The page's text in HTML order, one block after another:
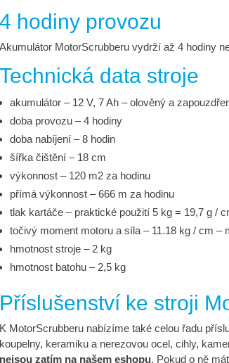
4 hodiny provozu
Akumulátor MotorScrubberu vydrží až 4 hodiny
Technická data stroje
akumulátor – 12 V, 7 Ah – olověný a
doba provozu – 4 hodiny
doba nabíjení – 8 hodin
šířka čištění – 18 cm
výkonnost – 120 m2 za hodinu
přímá výkonnost – 666 m za hodinu
tlak kartáče – praktické použití 5 kg = 19,7 g /
točivý moment motoru a síla – 11.18 kg / cm –
hmotnost stroje – 2 kg
hmotnost batohu – 2,5 kg
Příslušenství ke stroji
K MotorScrubberu nabízíme také celou řadu
koupelny, keramiku a nerezovou ocel, cihly,
nejsou zatím na našem eshopu. Pokud o ně